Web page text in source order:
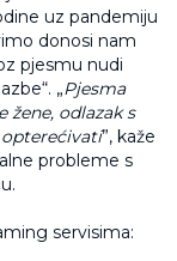
uz pandemiju
donosi nam
pjesmu nudi
„Pjesma
žene, odlazak s
opterećivati”, kaže
probleme s
servisima: